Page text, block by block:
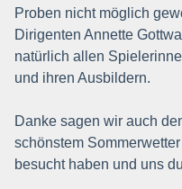
Proben nicht möglich
Dirigenten Annette
natürlich allen
und ihren Ausbildern.
Danke sagen wir auch
schönstem
besucht haben und uns